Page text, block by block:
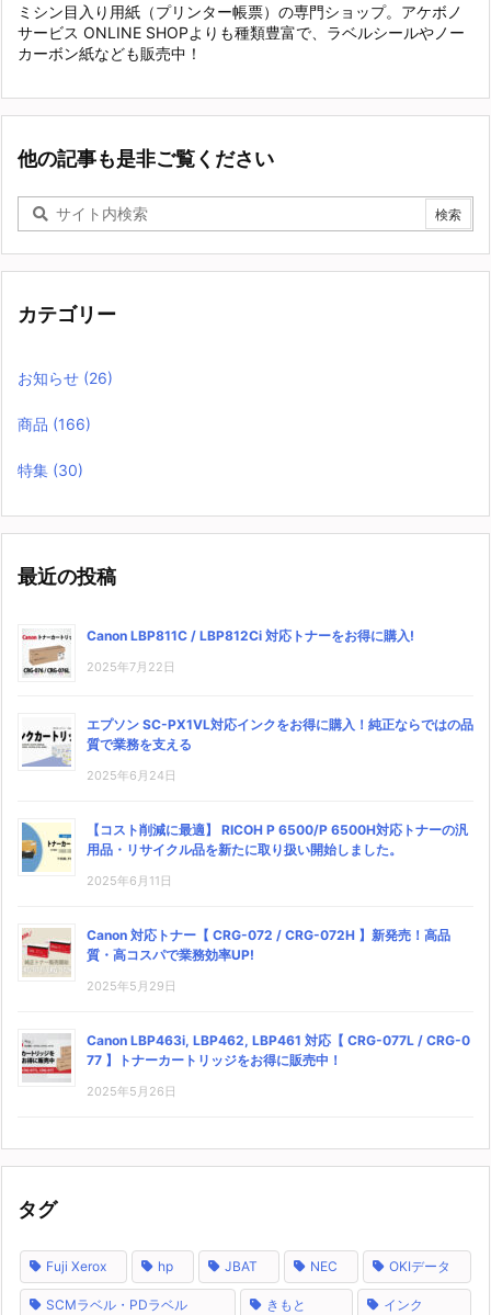
ミシン目入り用紙（プリンター帳票）の専門ショップ。アケボノ
サービス ONLINE SHOPよりも種類豊富で、ラベルシールやノー
カーボン紙なども販売中！
他の記事も是非ご覧ください
カテゴリー
お知らせ (26)
商品 (166)
特集 (30)
最近の投稿
Canon LBP811C / LBP812Ci 対応トナーをお得に購入!
2025年7月22日
エプソン SC-PX1VL対応インクをお得に購入！純正ならではの品
質で業務を支える
2025年6月24日
【コスト削減に最適】 RICOH P 6500/P 6500H対応トナーの汎
用品・リサイクル品を新たに取り扱い開始しました。
2025年6月11日
Canon 対応トナー【 CRG-072 / CRG-072H 】新発売！高品
質・高コスパで業務効率UP!
2025年5月29日
Canon LBP463i, LBP462, LBP461 対応【 CRG-077L / CRG-0
77 】トナーカートリッジをお得に販売中！
2025年5月26日
タグ
Fuji Xerox hp JBAT NEC OKIデータ
SCMラベル・PDラベル きもと インク